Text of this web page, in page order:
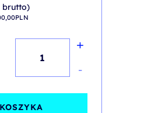
brutto)
PLN
Windows
+
-